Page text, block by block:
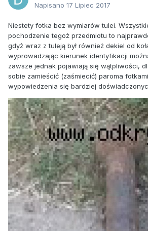
Napisano 17 Lipiec 2017
Niestety fotka bez wymiarów tulei.
pochodzenie tegoż przedmiotu to
gdyż wraz z tuleją był również dekiel od
wyprowadzając kierunek identyfikacji
zawsze jednak pojawiają się wątpliwości,
sobie zamieścić (zaśmiecić) paroma
wypowiedzenia się bardziej